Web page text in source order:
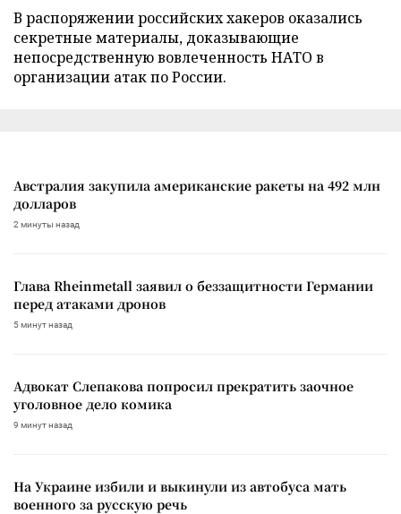
В распоряжении российских хакеров оказались
секретные материалы, доказывающие
непосредственную вовлеченность НАТО в
организации атак по России.
Австралия закупила американские ракеты на 492 млн
долларов
2 минуты назад
Глава Rheinmetall заявил о беззащитности Германии
перед атаками дронов
5 минут назад
Адвокат Слепакова попросил прекратить заочное
уголовное дело комика
9 минут назад
На Украине избили и выкинули из автобуса мать
военного за русскую речь